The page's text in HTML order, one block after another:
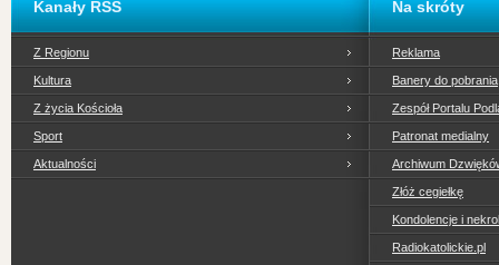
Kanały RSS
Z Regionu
Kultura
Z życia Kościoła
Sport
Aktualności
Na skróty
Reklama
Banery do pobrania
Zespół Portalu
Patronat medialny
Archiwum
Złóż cegiełkę
Kondolencje i
Radiokatolickie.pl